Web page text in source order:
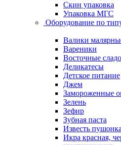
Скин упаковка
Упаковка МГС
Оборудование по
Валики
Вареники
Восточные
Деликатесы
Детское питание
Джем
Замороженные
Зелень
Зефир
Зубная паста
Известь пушонка
Икра красная,